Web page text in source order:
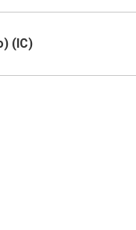
(IC)